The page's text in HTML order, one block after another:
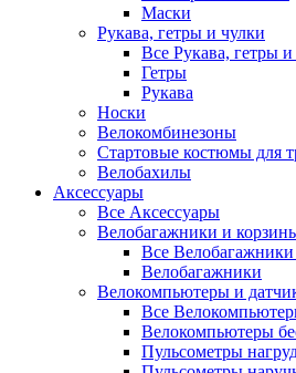
Маски
Рукава, гетры и чулки
Все Рукава, гетры и
Гетры
Рукава
Носки
Велокомбинезоны
Стартовые костюмы для
Велобахилы
Аксессуары
Все Аксессуары
Велобагажники и
Все
Велобагажники
Велокомпьютеры и
Все
Велокомпьютеры
Пульсометры